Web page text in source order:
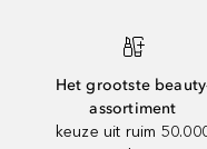
Het grootste
assortiment
keuze uit ruim